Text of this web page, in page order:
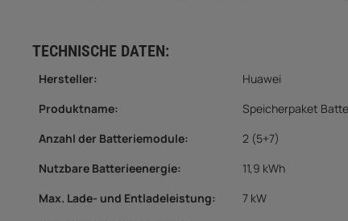
TECHNISCHE DATEN:
Hersteller:
Huawei
Produktname:
Speicherpaket
Anzahl der Batteriemodule:
2 (5+7)
Nutzbare Batterieenergie:
11,9 kWh
Max. Lade- und Entladeleistung:
7 kW